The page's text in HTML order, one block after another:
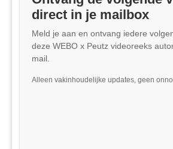
direct in je mailbox
Meld je aan en ontvang iedere
deze WEBO x Peutz videoreeks
mail.
Alleen vakinhoudelijke updates, geen